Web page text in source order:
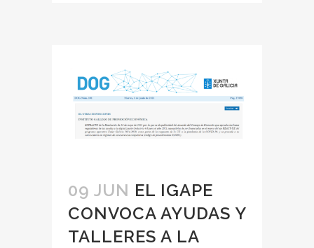
09 JUN EL IGAPE
CONVOCA AYUDAS Y
TALLERES A LA